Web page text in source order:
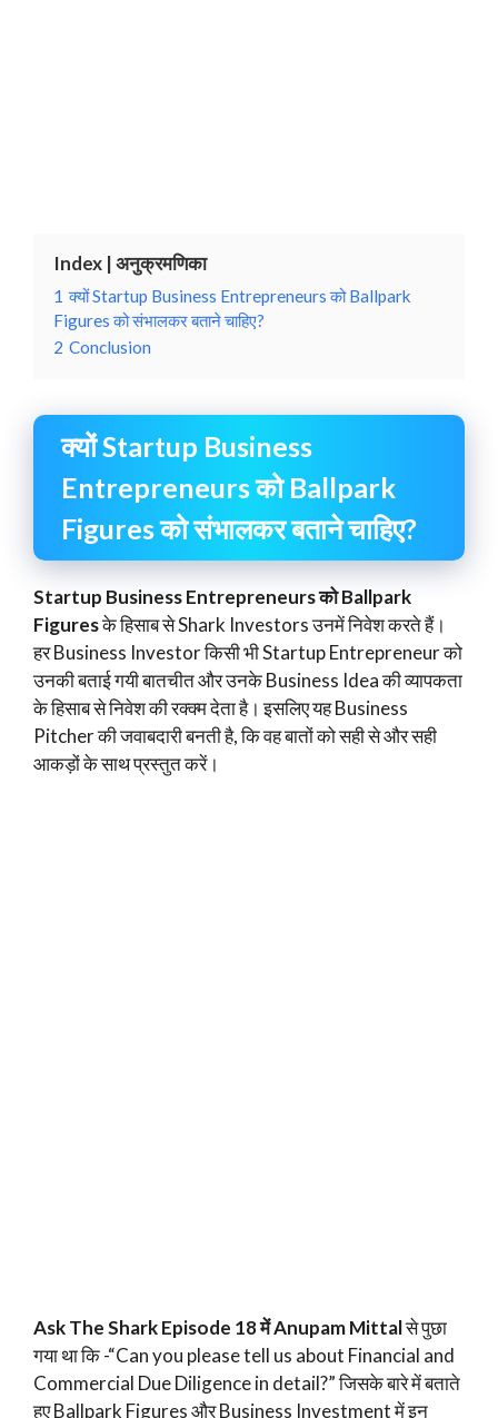
Index | अनुक्रमणिका
1 क्यों Startup Business Entrepreneurs को Ballpark
Figures को संभालकर बताने चाहिए?
2 Conclusion
क्यों Startup Business
Entrepreneurs को Ballpark
Figures को संभालकर बताने चाहिए?
Startup Business Entrepreneurs को Ballpark
Figuresके हिसाब से Shark Investors उनमें निवेश करते हैं।
हर Business Investor किसी भी Startup Entrepreneur को
उनकी बताई गयी बातचीत और उनके Business Idea की व्यापकता
के हिसाब से निवेश की रक्क्म देता है। इसलिए यह Business
Pitcher की जवाबदारी बनती है, कि वह बातों को सही से और सही
आकड़ों के साथ प्रस्तुत करें।
Ask The Shark Episode 18 में Anupam Mittalसे पुछा
गया था कि -“Can you please tell us about Financial and
Commercial Due Diligence in detail?” जिसके बारे में बताते
हुए Ballpark Figures और Business Investment में इन